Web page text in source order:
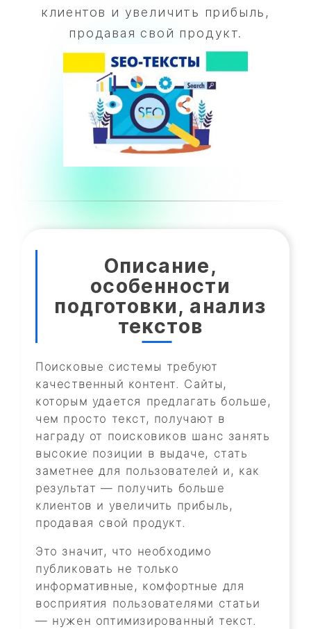
клиентов и увеличить прибыль,
продавая свой продукт.
Описание,
особенности
подготовки, анализ
текстов
Поисковые системы требуют
качественный контент. Сайты,
которым удается предлагать больше,
чем просто текст, получают в
награду от поисковиков шанс занять
высокие позиции в выдаче, стать
заметнее для пользователей и, как
результат — получить больше
клиентов и увеличить прибыль,
продавая свой продукт.
Это значит, что необходимо
публиковать не только
информативные, комфортные для
восприятия пользователями статьи
— нужен оптимизированный текст.